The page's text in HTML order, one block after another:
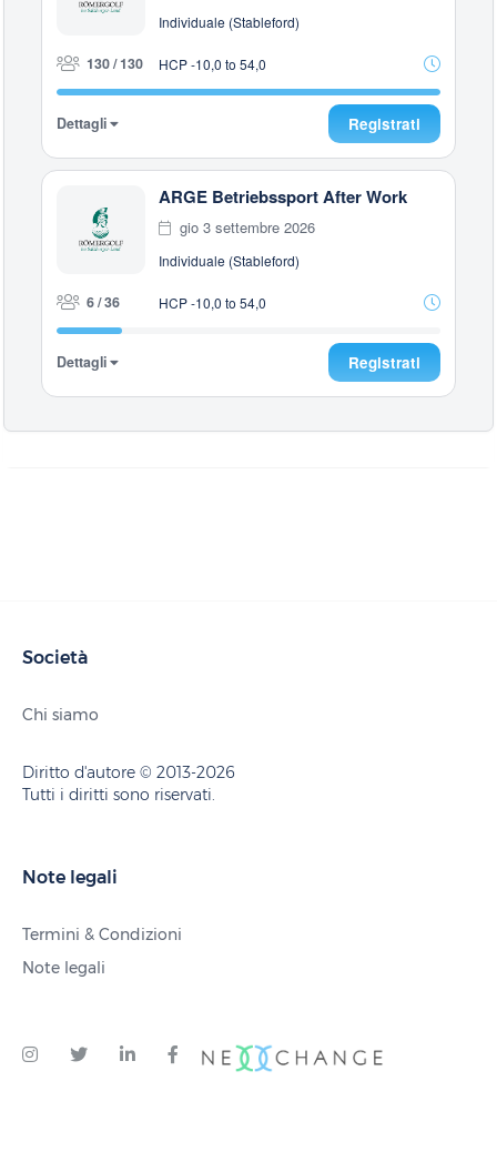
Individuale (Stableford)
130 / 130 HCP -10,0 to 54,0
Dettagli Registrati
ARGE Betriebssport After Work
gio 3 settembre 2026
Individuale (Stableford)
6 / 36 HCP -10,0 to 54,0
Dettagli Registrati
Società
Chi siamo
Diritto d'autore © 2013-2026
Tutti i diritti sono riservati.
Note legali
Termini & Condizioni
Note legali